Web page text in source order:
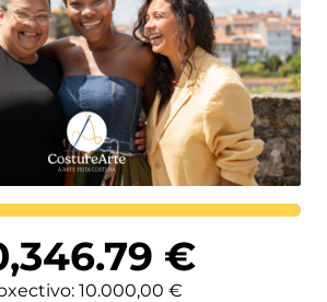
Lortutakoa
€
10.000,00 €